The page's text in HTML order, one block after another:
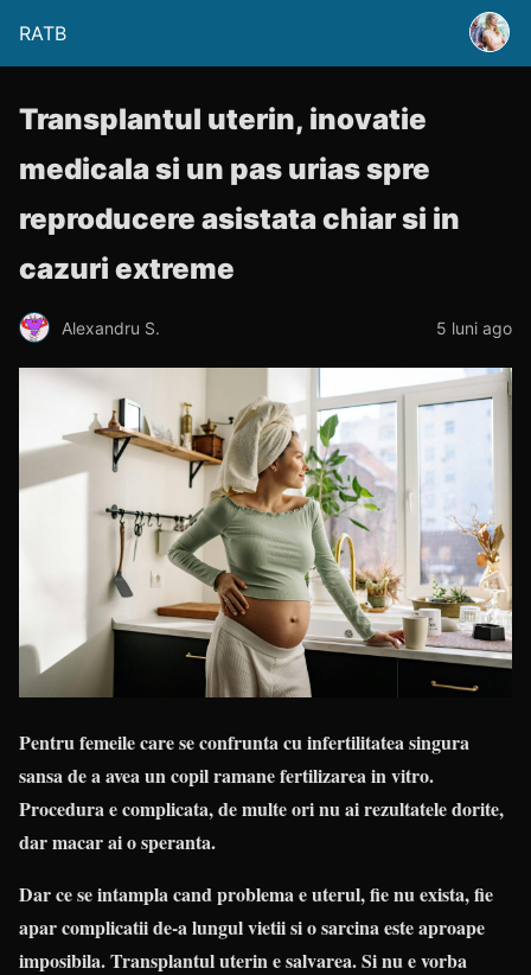
RATB
Transplantul uterin, inovatie
medicala si un pas urias spre
reproducere asistata chiar si in
cazuri extreme
Alexandru S. 5 luni ago
Pentru femeile care se confrunta cu infertilitatea singura
sansa de a avea un copil ramane fertilizarea in vitro.
Procedura e complicata, de multe ori nu ai rezultatele dorite,
dar macar ai o speranta.
Dar ce se intampla cand problema e uterul, fie nu exista, fie
apar complicatii de-a lungul vietii si o sarcina este aproape
imposibila. Transplantul uterin e salvarea. Si nu e vorba